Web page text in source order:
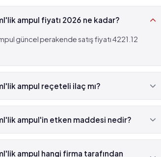
ampul fiyatı 2026 ne kadar?
güncel perakende satış fiyatı 4221.12
ampul reçeteli ilaç mı?
ampul beyaz reçetelidir.
ampul'in etken maddesi nedir?
etken maddesi L-Ornitin L-Aspartat 'dür.
ampul hangi firma tarafından